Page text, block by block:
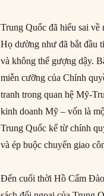
Trung Quốc đã hiểu sai về
Họ dường như đã bắt đầu
và không thể gượng dậy.
miễn cưỡng của Chính
tranh trong quan hệ Mỹ-
kinh doanh Mỹ – vốn là
Trung Quốc kể từ chính
và ép buộc chuyển giao
Đến cuối thời Hồ Cẩm